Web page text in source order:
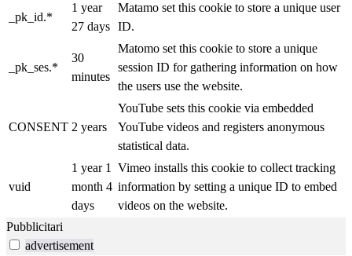
_pk_id.*
1 year
27 days
Matamo set this cookie to store a unique user
ID.
_pk_ses.*
30
minutes
Matomo set this cookie to store a unique
session ID for gathering information on how
the users use the website.
CONSENT 2 years
YouTube sets this cookie via embedded
YouTube videos and registers anonymous
statistical data.
vuid
1 year 1
month 4
days
Vimeo installs this cookie to collect tracking
information by setting a unique ID to embed
videos on the website.
Pubblicitari
advertisement